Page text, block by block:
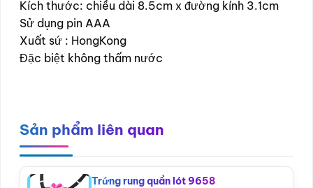
Kích thước: chiều dài 8.5cm x đường kính 3.1cm
Sử dụng pin AAA
Xuất sứ : HongKong
Đặc biệt không thấm nước
Sản phẩm liên quan
Trứng rung quần lót 9658